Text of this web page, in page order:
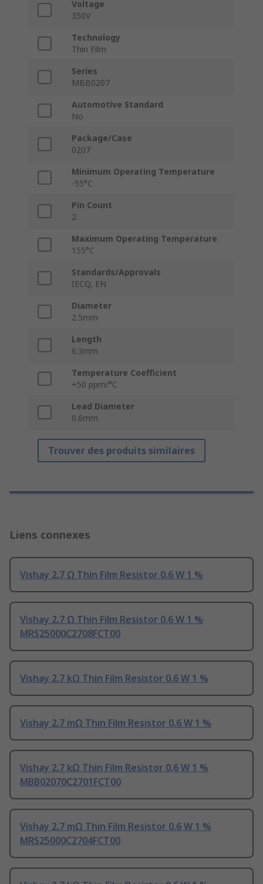
Voltage
350V
Technology
Thin Film
Series
MBB0207
Automotive Standard
No
Package/Case
0207
Minimum Operating Temperature
-55°C
Pin Count
2
Maximum Operating Temperature
155°C
Standards/Approvals
IECQ, EN
Diameter
2.5mm
Length
6.3mm
Temperature Coefficient
+50 ppm/°C
Lead Diameter
0.6mm
Trouver des produits similaires
Liens connexes
Vishay 2.7 Ω Thin Film Resistor 0.6 W 1 %
Vishay 2.7 Ω Thin Film Resistor 0.6 W 1 %
MRS25000C2708FCT00
Vishay 2.7 kΩ Thin Film Resistor 0.6 W 1 %
Vishay 2.7 mΩ Thin Film Resistor 0.6 W 1 %
Vishay 2.7 kΩ Thin Film Resistor 0.6 W 1 %
MBB02070C2701FCT00
Vishay 2.7 mΩ Thin Film Resistor 0.6 W 1 %
MRS25000C2704FCT00